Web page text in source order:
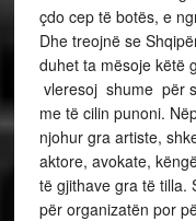
çdo cep të botës, e
Dhe treojnë se
duhet ta mësoje këtë
vleresoj shume për
me të cilin punoni.
njohur gra artiste,
aktore, avokate,
të gjithave gra të tilla.
për organizatën por